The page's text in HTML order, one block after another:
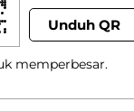
Unduh QR
memperbesar.